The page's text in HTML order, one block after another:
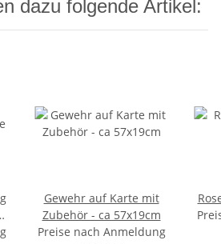
dazu folgende Artikel:
Gewehr auf Karte mit
Zubehör - ca 57x19cm
Preise nach Anmeldung